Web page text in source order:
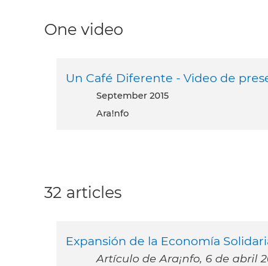
One video
Un Café Diferente - Video de
September 2015
Ara!nfo
32 articles
Expansión de la Economía
Artículo de Ara¡nfo, 6 de abril